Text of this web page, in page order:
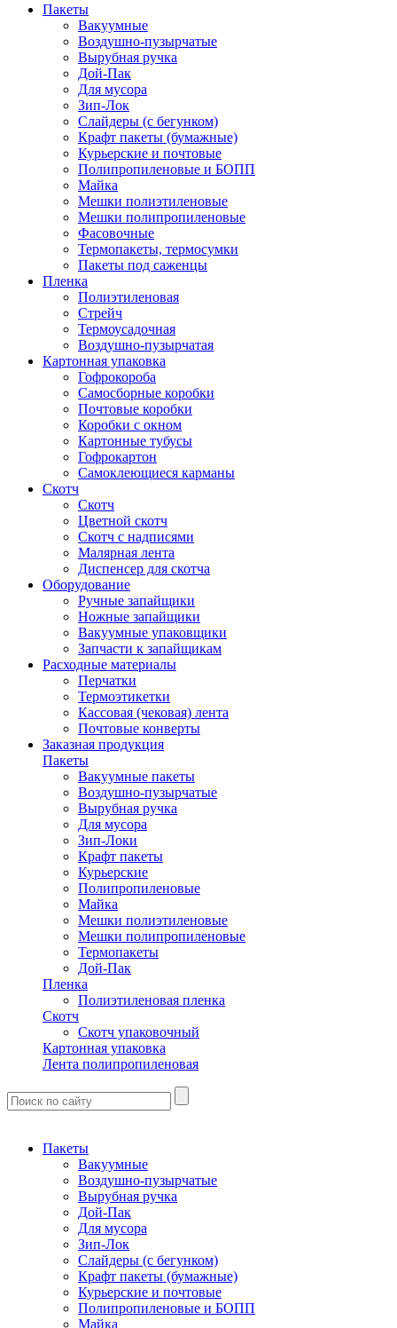
Пакеты
Вакуумные
Воздушно-пузырчатые
Вырубная ручка
Дой-Пак
Для мусора
Зип-Лок
Слайдеры (с бегунком)
Крафт пакеты (бумажные)
Курьерские и почтовые
Полипропиленовые и БОПП
Майка
Мешки полиэтиленовые
Мешки полипропиленовые
Фасовочные
Термопакеты, термосумки
Пакеты под саженцы
Пленка
Полиэтиленовая
Стрейч
Термоусадочная
Воздушно-пузырчатая
Картонная упаковка
Гофрокороба
Самосборные коробки
Почтовые коробки
Коробки с окном
Картонные тубусы
Гофрокартон
Самоклеющиеся карманы
Скотч
Скотч
Цветной скотч
Скотч с надписями
Малярная лента
Диспенсер для скотча
Оборудование
Ручные запайщики
Ножные запайщики
Вакуумные упаковщики
Запчасти к запайщикам
Расходные материалы
Перчатки
Термоэтикетки
Кассовая (чековая) лента
Почтовые конверты
Заказная продукция
Пакеты
Вакуумные пакеты
Воздушно-пузырчатые
Вырубная ручка
Для мусора
Зип-Локи
Крафт пакеты
Курьерские
Полипропиленовые
Майка
Мешки полиэтиленовые
Мешки полипропиленовые
Термопакеты
Дой-Пак
Пленка
Полиэтиленовая пленка
Скотч
Скотч упаковочный
Картонная упаковка
Лента полипропиленовая
Пакеты
Вакуумные
Воздушно-пузырчатые
Вырубная ручка
Дой-Пак
Для мусора
Зип-Лок
Слайдеры (с бегунком)
Крафт пакеты (бумажные)
Курьерские и почтовые
Полипропиленовые и БОПП
Майка